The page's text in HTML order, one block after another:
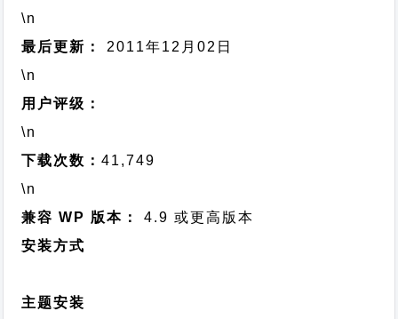
\n
最后更新：
2011年12月02日
\n
用户评级：
\n
下载次数：41,749
\n
兼容 WP 版本：
4.9 或更高版本
安装方式
主题安装